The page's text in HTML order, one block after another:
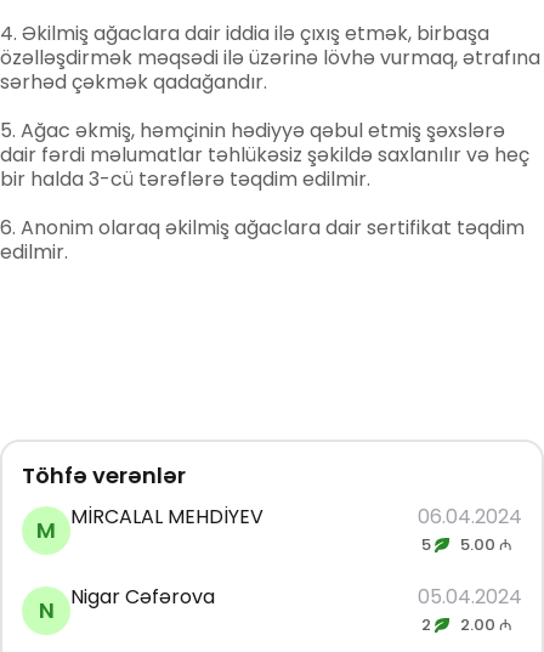
Əkilmiş ağaclara dair iddia ilə çıxış etmək, birbaşa
özəlləşdirmək məqsədi ilə üzərinə lövhə vurmaq, ətrafına
sərhəd çəkmək qadağandır.
Ağac əkmiş, həmçinin hədiyyə qəbul etmiş şəxslərə
dair fərdi məlumatlar təhlükəsiz şəkildə saxlanılır və heç
bir halda 3-cü tərəflərə təqdim edilmir.
Anonim olaraq əkilmiş ağaclara dair sertifikat təqdim
edilmir.
Töhfə verənlər
M
MİRCALAL MEHDİYEV 06.04.2024
5 5.00 ₼
N Nigar Cəfərova 05.04.2024
2 2.00 ₼